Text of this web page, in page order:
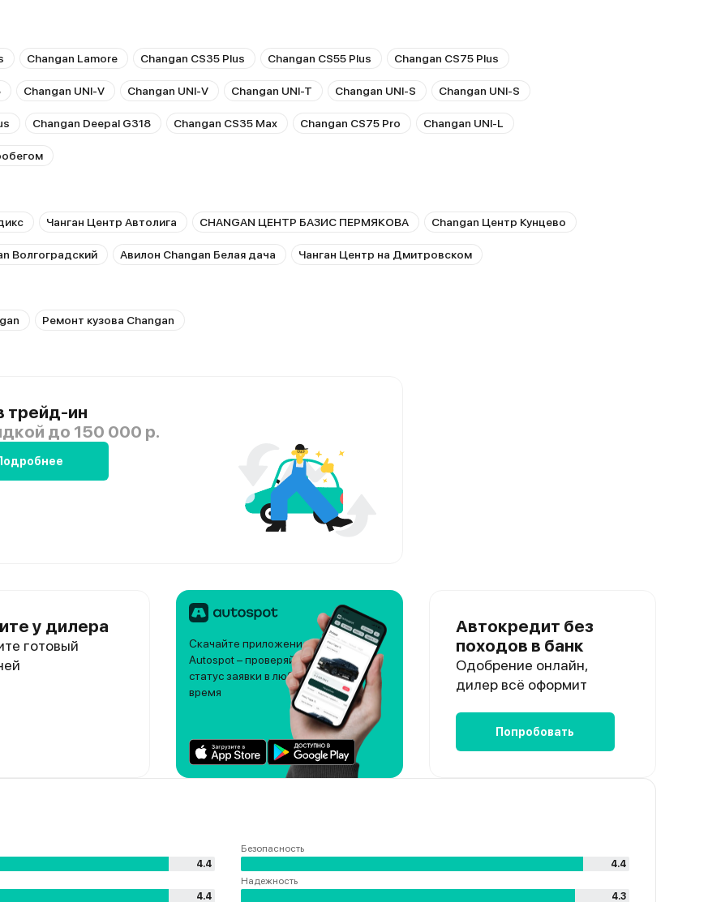
Changan Lamore Changan CS35 Plus Changan CS55 Plus Changan CS75 Plus
Changan UNI-V Changan UNI-V Changan UNI-T Changan UNI-S Changan UNI-S
Changan Deepal G318 Changan CS35 Max Changan CS75 Pro Changan UNI-L
Чанган Центр Автолига CHANGAN ЦЕНТР БАЗИС ПЕРМЯКОВА Changan Центр Кунцево
Волгоградский Авилон Changan Белая дача Чанган Центр на Дмитровском
Ремонт кузова Changan
трейд-ин
до 150 000 р.
у дилера
готовый
Скачайте приложение
Autospot – проверяйте
статус заявки в любое
время
Автокредит без
походов в банк
Одобрение онлайн,
дилер всё оформит
Попробовать
4.4
4.4
Безопасность
4.4
Надежность
4.3